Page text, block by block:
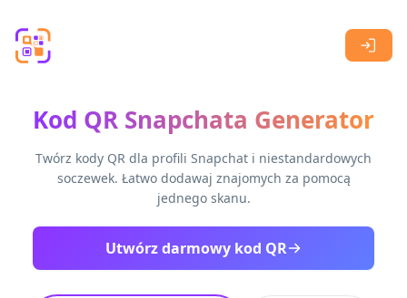
Kod QR Snapchata Generator
Twórz kody QR dla profili Snapchat i niestandardowych
soczewek. Łatwo dodawaj znajomych za pomocą
jednego skanu.
Utwórz darmowy kod QR